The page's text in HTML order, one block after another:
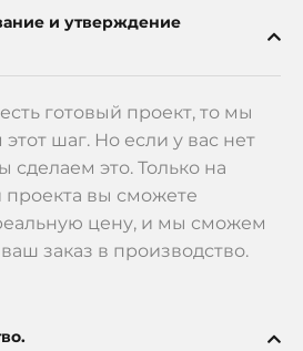
и утверждение
готовый проект, то мы
шаг. Но если у вас нет
сделаем это. Только на
проекта вы сможете
цену, и мы сможем
заказ в производство.